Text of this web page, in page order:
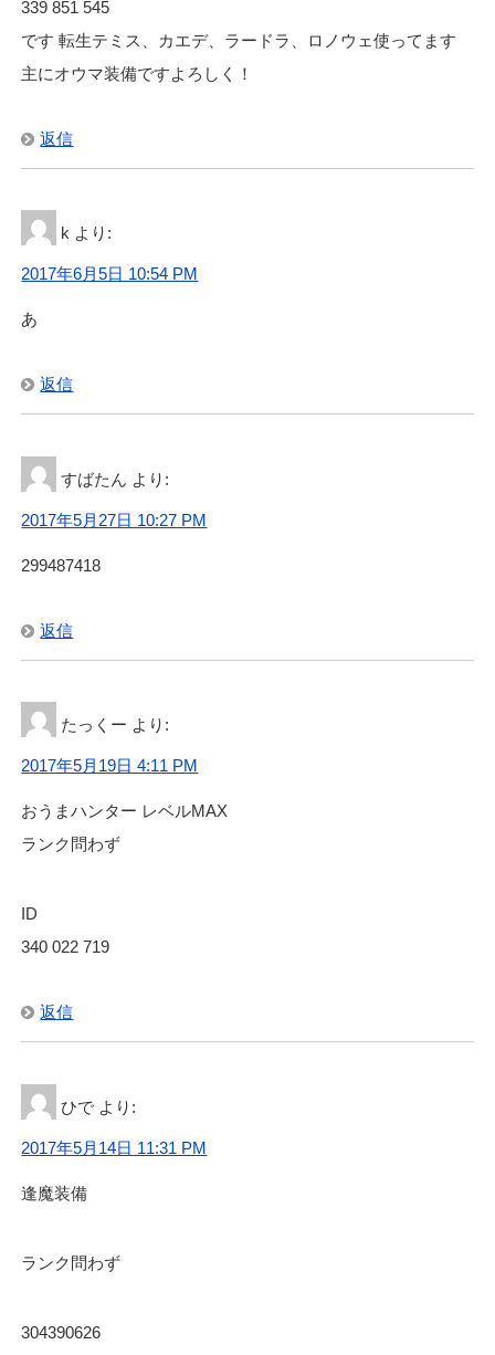
339 851 545
です 転生テミス、カエデ、ラードラ、ロノウェ使ってます
主にオウマ装備ですよろしく！
返信
k より:
2017年6月5日 10:54 PM
あ
返信
すばたん より:
2017年5月27日 10:27 PM
299487418
返信
たっくー より:
2017年5月19日 4:11 PM
おうまハンター レベルMAX
ランク問わず
ID
340 022 719
返信
ひで より:
2017年5月14日 11:31 PM
逢魔装備
ランク問わず
304390626